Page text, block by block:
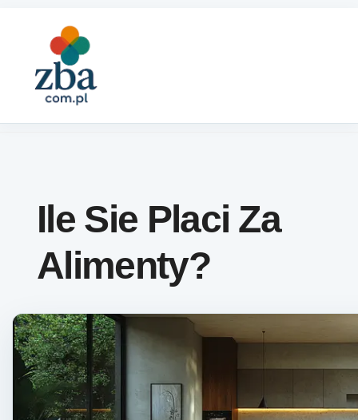
Ile Sie Placi Za
Alimenty?